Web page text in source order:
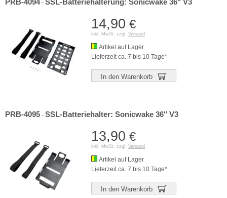
PRB-4094- SSL-Batteriehalterung: Sonicwake 36" V3
14,90 €
inkl. MwSt. zzgl. Versand
Artikel auf Lager
Lieferzeit ca. 7 bis 10 Tage*
In den Warenkorb
PRB-4095 - SSL-Batteriehalter: Sonicwake 36" V3
13,90 €
inkl. MwSt. zzgl. Versand
Artikel auf Lager
Lieferzeit ca. 7 bis 10 Tage*
In den Warenkorb